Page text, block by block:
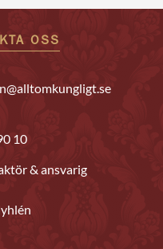
OSS
10
& ansvarig